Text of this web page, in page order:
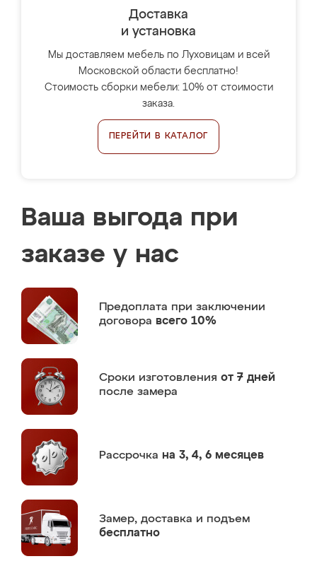
Доставка
и установка
Мы доставляем мебель по Луховицам и всей
Московской области бесплатно!
Стоимость сборки мебели: 10% от стоимости
заказа.
ПЕРЕЙТИ В КАТАЛОГ
Ваша выгода при
заказе у нас
Предоплата при заключении
договора всего 10%
Сроки изготовления от 7 дней
после замера
Рассрочка на 3, 4, 6 месяцев
Замер, доставка и подъем
бесплатно